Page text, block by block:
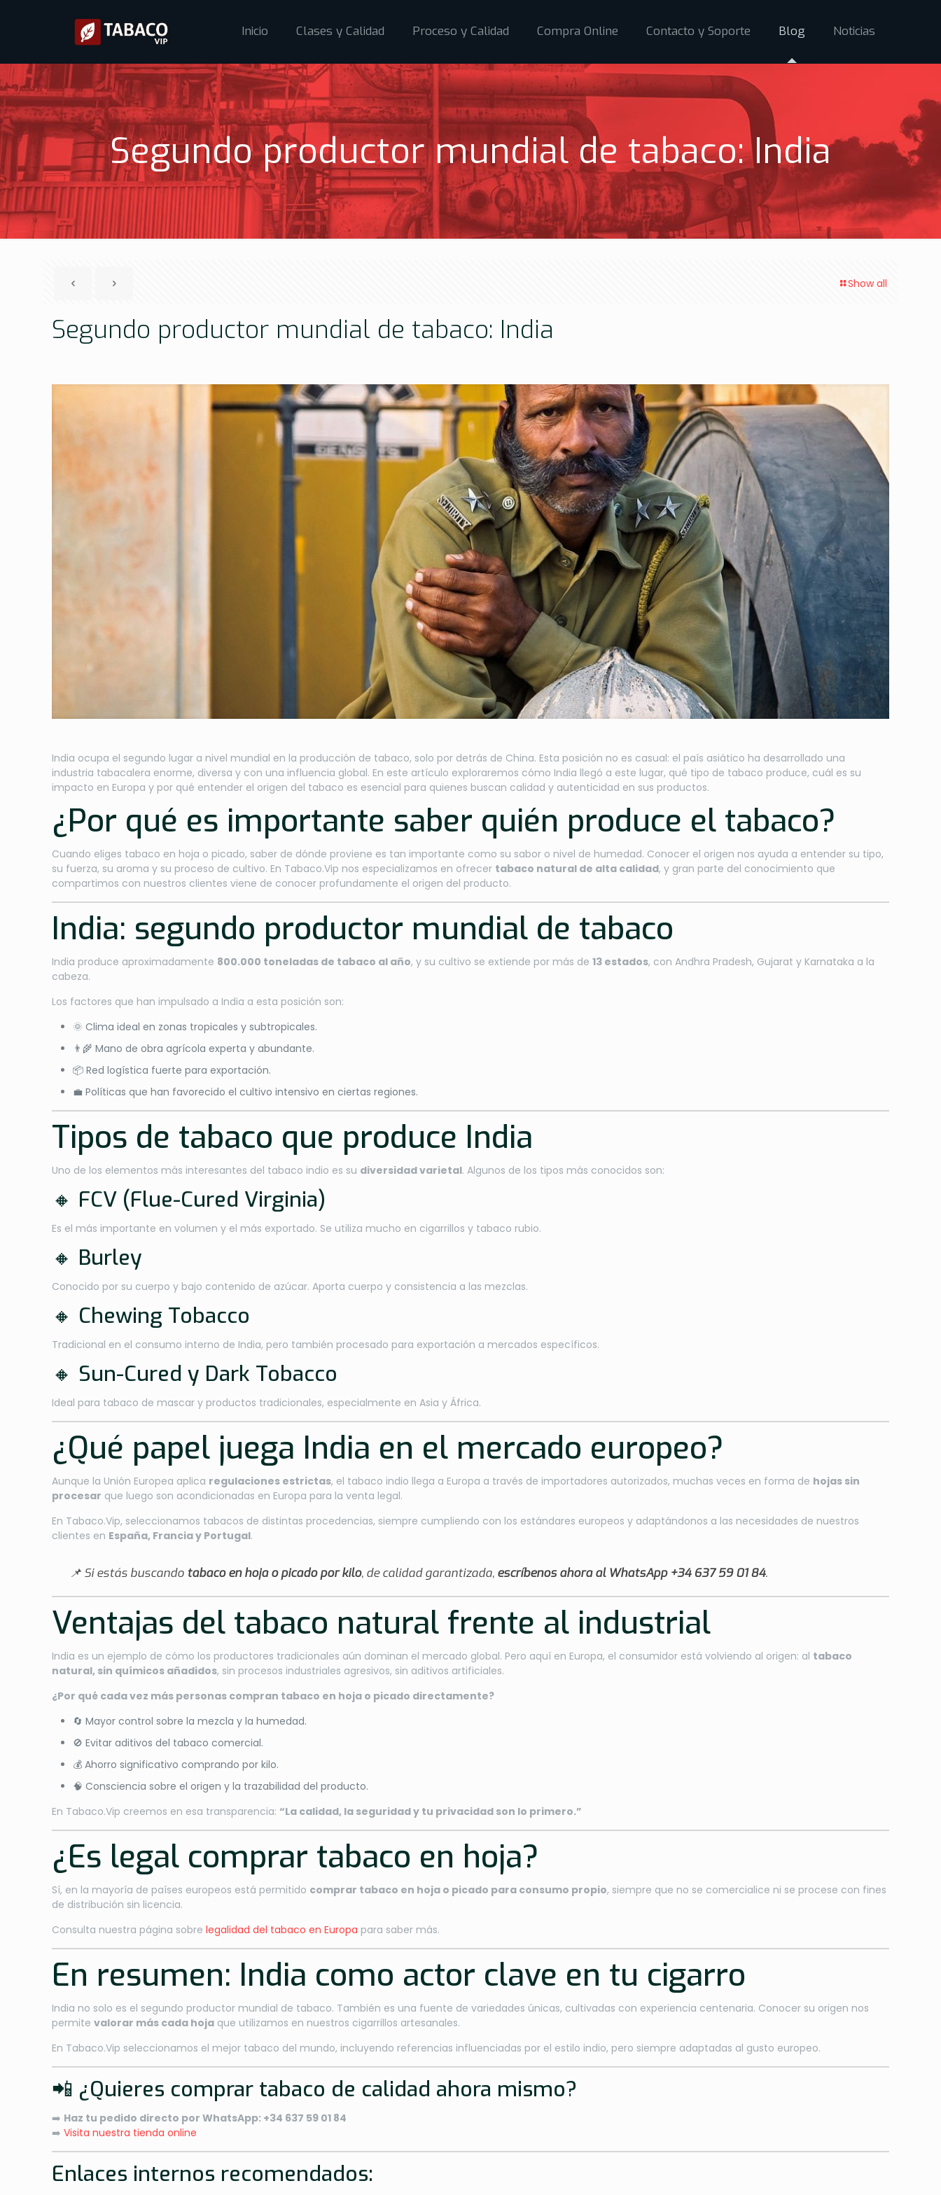
Inicio Clases y Calidad Proceso y Calidad Compra Online Contacto y Soporte Blog Noticias
Segundo productor mundial de tabaco: India
Show all
Segundo productor mundial de tabaco: India
India ocupa el segundo lugar a nivel mundial en la producción de tabaco, solo por detrás de China. Esta posición no es casual: el país asiático ha desarrollado una
industria tabacalera enorme, diversa y con una influencia global. En este artículo exploraremos cómo India llegó a este lugar, qué tipo de tabaco produce, cuál es su
impacto en Europa y por qué entender el origen del tabaco es esencial para quienes buscan calidad y autenticidad en sus productos.
¿Por qué es importante saber quién produce el tabaco?
Cuando eliges tabaco en hoja o picado, saber de dónde proviene es tan importante como su sabor o nivel de humedad. Conocer el origen nos ayuda a entender su tipo,
su fuerza, su aroma y su proceso de cultivo. En Tabaco.Vip nos especializamos en ofrecer tabaco natural de alta calidad, y gran parte del conocimiento que
compartimos con nuestros clientes viene de conocer profundamente el origen del producto.
India: segundo productor mundial de tabaco
India produce aproximadamente 800.000 toneladas de tabaco al año, y su cultivo se extiende por más de13 estados, con Andhra Pradesh, Gujarat y Karnataka a la
cabeza.
Los factores que han impulsado a India a esta posición son:
🌞 Clima ideal en zonas tropicales y subtropicales.
👨‍🌾 Mano de obra agrícola experta y abundante.
📦 Red logística fuerte para exportación.
💼 Políticas que han favorecido el cultivo intensivo en ciertas regiones.
Tipos de tabaco que produce India
Uno de los elementos más interesantes del tabaco indio es su diversidad varietal. Algunos de los tipos más conocidos son:
🔸 FCV (Flue-Cured Virginia)
Es el más importante en volumen y el más exportado. Se utiliza mucho en cigarrillos y tabaco rubio.
🔸 Burley
Conocido por su cuerpo y bajo contenido de azúcar. Aporta cuerpo y consistencia a las mezclas.
🔸 Chewing Tobacco
Tradicional en el consumo interno de India, pero también procesado para exportación a mercados específicos.
🔸 Sun-Cured y Dark Tobacco
Ideal para tabaco de mascar y productos tradicionales, especialmente en Asia y África.
¿Qué papel juega India en el mercado europeo?
Aunque la Unión Europea aplica regulaciones estrictas, el tabaco indio llega a Europa a través de importadores autorizados, muchas veces en forma de hojas sin
procesar que luego son acondicionadas en Europa para la venta legal.
En Tabaco.Vip, seleccionamos tabacos de distintas procedencias, siempre cumpliendo con los estándares europeos y adaptándonos a las necesidades de nuestros
clientes en España, Francia y Portugal.
📌 Si estás buscando tabaco en hoja o picado por kilo, de calidad garantizada, escríbenos ahora al WhatsApp +34 637 59 01 84.
Ventajas del tabaco natural frente al industrial
India es un ejemplo de cómo los productores tradicionales aún dominan el mercado global. Pero aquí en Europa, el consumidor está volviendo al origen: al tabaco
natural, sin químicos añadidos, sin procesos industriales agresivos, sin aditivos artificiales.
¿Por qué cada vez más personas compran tabaco en hoja o picado directamente?
🔄 Mayor control sobre la mezcla y la humedad.
🚫 Evitar aditivos del tabaco comercial.
💰 Ahorro significativo comprando por kilo.
🧠 Consciencia sobre el origen y la trazabilidad del producto.
En Tabaco.Vip creemos en esa transparencia:“La calidad, la seguridad y tu privacidad son lo primero.”
¿Es legal comprar tabaco en hoja?
Sí, en la mayoría de países europeos está permitido comprar tabaco en hoja o picado para consumo propio, siempre que no se comercialice ni se procese con fines
de distribución sin licencia.
Consulta nuestra página sobrelegalidad del tabaco en Europa para saber más.
En resumen: India como actor clave en tu cigarro
India no solo es el segundo productor mundial de tabaco. También es una fuente de variedades únicas, cultivadas con experiencia centenaria. Conocer su origen nos
permitevalorar más cada hoja que utilizamos en nuestros cigarrillos artesanales.
En Tabaco.Vip seleccionamos el mejor tabaco del mundo, incluyendo referencias influenciadas por el estilo indio, pero siempre adaptadas al gusto europeo.
📲 ¿Quieres comprar tabaco de calidad ahora mismo?
➡️ Haz tu pedido directo por WhatsApp: +34 637 59 01 84
➡️Visita nuestra tienda online
Enlaces internos recomendados: